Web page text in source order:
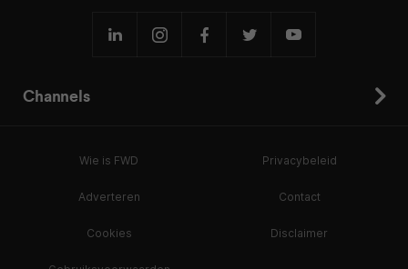
Channels
Wie is FWD Privacybeleid
Adverteren Contact
Cookies Disclaimer